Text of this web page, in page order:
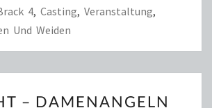
4, Casting, Veranstaltung,
Und Weiden
– DAMENANGELN